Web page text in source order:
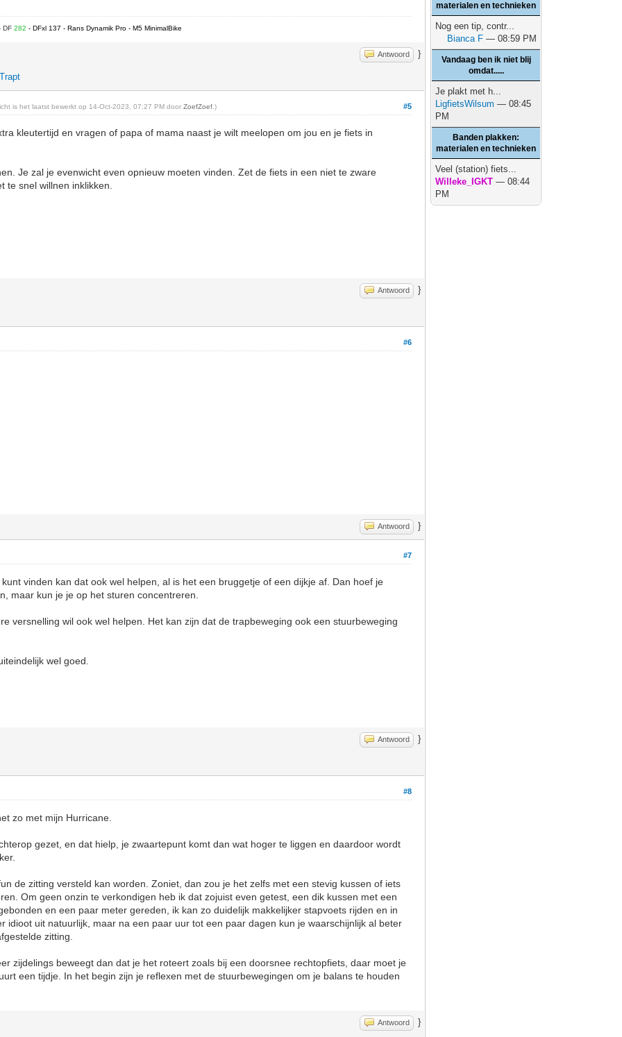
DF282- DFxl 137 - Rans Dynamik Pro - M5 MinimalBike
Antwoord }
#5
is het laatst bewerkt op 14-Oct-2023, 07:27 PM doorZoefZoef .)
kleutertijd en vragen of papa of mama naast je wilt meelopen om jou en je fiets in
Je zal je evenwicht even opnieuw moeten vinden. Zet de fiets in een niet te zware
te snel willnen inklikken.
Antwoord }
#6
Antwoord }
#7
vinden kan dat ook wel helpen, al is het een bruggetje of een dijkje af. Dan hoef je
maar kun je je op het sturen concentreren.
versnelling wil ook wel helpen. Het kan zijn dat de trapbeweging ook een stuurbeweging
wel goed.
Antwoord }
#8
zo met mijn Hurricane.
gezet, en dat hielp, je zwaartepunt komt dan wat hoger te liggen en daardoor wordt
de zitting versteld kan worden. Zoniet, dan zou je het zelfs met een stevig kussen of iets
Om geen onzin te verkondigen heb ik dat zojuist even getest, een dik kussen met een
en een paar meter gereden, ik kan zo duidelijk makkelijker stapvoets rijden en in
idioot uit natuurlijk, maar na een paar uur tot een paar dagen kun je waarschijnlijk al beter
zitting.
zijdelings beweegt dan dat je het roteert zoals bij een doorsnee rechtopfiets, daar moet je
een tijdje. In het begin zijn je reflexen met de stuurbewegingen om je balans te houden
Antwoord }
materialen en technieken
Nog een tip, contr...
Bianca F — 08:59 PM
Vandaag ben ik niet blij
omdat.....
Je plakt met h...
LigfietsWilsum — 08:45
PM
Banden plakken:
materialen en technieken
Veel (station) fiets...
Willeke_IGKT — 08:44
PM